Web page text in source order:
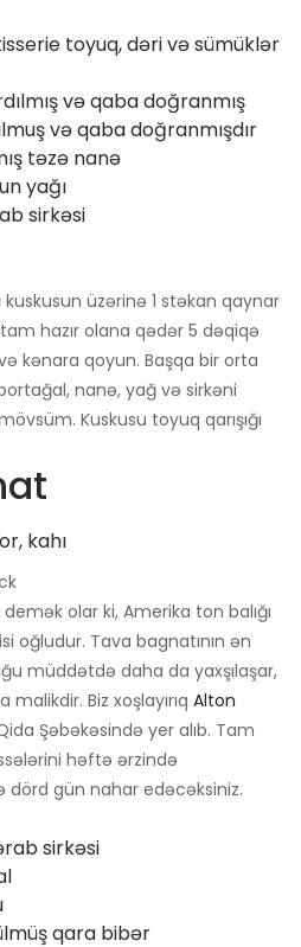
toyuq, dəri və sümüklər
və qaba doğranmış
və qaba doğranmışdır
təzə nanə
yağı
sirkəsi
üzərinə 1 stəkan qaynar
hazır olana qədər 5 dəqiqə
kənara qoyun. Başqa bir orta
nanə, yağ və sirkəni
Kuskusu toyuq qarışığı
demək olar ki, Amerika ton balığı
oğludur. Tava bagnatının ən
müddətdə daha da yaxşılaşar,
Biz xoşlayırıq Alton
Şəbəkəsində yer alıb. Tam
həftə ərzində
dörd gün nahar edəcəksiniz.
sirkəsi
qara bibər